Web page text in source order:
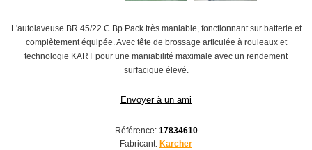
L'autolaveuse BR 45/22 C Bp Pack très maniable, fonctionnant sur batterie et
complètement équipée. Avec tête de brossage articulée à rouleaux et
technologie KART pour une maniabilité maximale avec un rendement
surfacique élevé.
Envoyer à un ami
Référence: 17834610
Fabricant: Karcher